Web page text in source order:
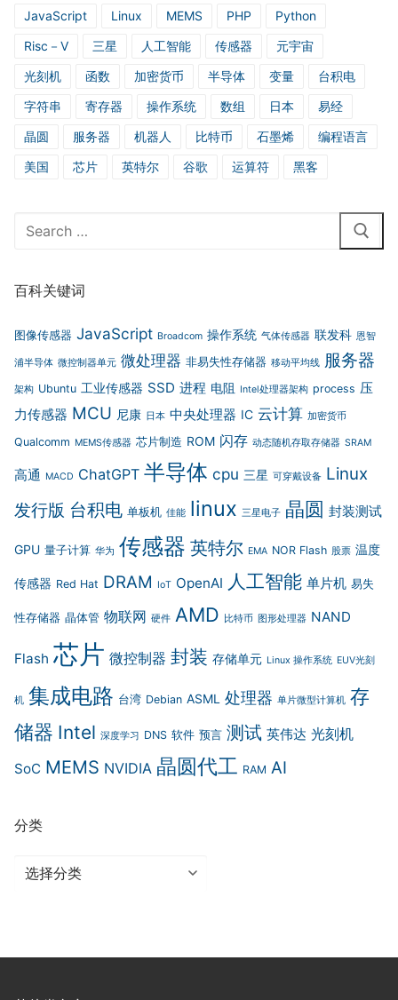
JavaScript
Linux MEMS PHP
Python
Risc－V
三星 人工智能 传感器
元宇宙
光刻机
函数 加密货币 半导体 变量
台积电
字符串
寄存器 操作系统 数组 日本
易经
晶圆
服务器 机器人 比特币 石墨烯
编程语言
美国
芯片 英特尔 谷歌 运算符 黑客
Search
百科关键词
图像传感器 JavaScript Broadcom 操作系统 气体传感器 联发科 恩智
浦半导体 微控制器单元 微处理器 非易失性存储器 移动平均线 服务器
架构 Ubuntu 工业传感器 SSD 进程 电阻 Intel处理器架构 process 压
力传感器 MCU 尼康 日本 中央处理器 IC 云计算 加密货币
Qualcomm MEMS传感器 芯片制造 ROM 闪存 动态随机存取存储器 SRAM
高通 MACD ChatGPT 半导体 cpu 三星 可穿戴设备 Linux
发行版 台积电 单板机 佳能 linux 三星电子 晶圆 封装测试
GPU 量子计算 华为 传感器 英特尔 EMA NOR Flash 股票 温度
传感器 Red Hat DRAM IoT OpenAI 人工智能 单片机 易失
性存储器 晶体管 物联网 硬件 AMD 比特币 图形处理器 NAND
Flash 芯片 微控制器 封装 存储单元 Linux 操作系统 EUV光刻
机 集成电路 台湾 Debian ASML 处理器 单片微型计算机 存
储器 Intel 深度学习 DNS 软件 预言 测试 英伟达 光刻机
SoC MEMS NVIDIA 晶圆代工 RAM AI
分类
分